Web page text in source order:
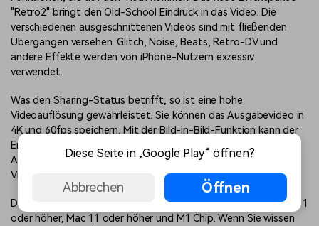
"Retro2" bringt den Old-School Eindruck in das Video. Die
verschiedenen ausgeschnittenen Videos sind mit fließenden
Übergängen versehen. Glitch, Noise, Beats, Retro-DV und
andere Effekte werden von iPhone-Nutzern exzessiv
verwendet.
Was den Sharing-Status betrifft, so ist eine hohe
Videoauflösung gewährleistet. Sie können das Ausgabevideo in
4K und 60fps speichern. Mit der Bild-in-Bild-Funktion kann der
Ersteller Ebenen von Fotos und Videos hinzufügen, um eine
Aussage zu treffen. Der Greenscreen wird für kreative
Videoaufnahmen verwendet und ist ein echter Blickfang.
Die InShot App ist kompatibel mit iPhone 11 oder höher, iPad 11
oder höher, Mac 11 oder höher und M1 Chip. Wenn Sie wissen
Diese Seite in „Google Play“ öffnen?
Abbrechen Öffnen